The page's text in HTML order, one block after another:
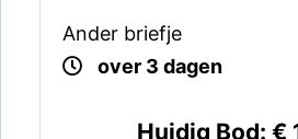
Ander briefje
over 3 dagen
Huidig Bod: €